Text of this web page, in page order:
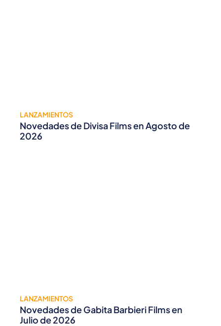
LANZAMIENTOS
Novedades de Divisa Films en Agosto de
2026
LANZAMIENTOS
Novedades de Gabita Barbieri Films en
Julio de 2026